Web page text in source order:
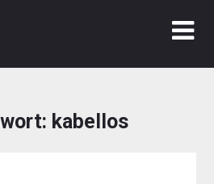
kabellos